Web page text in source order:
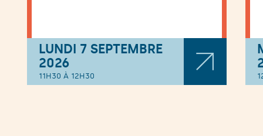
LUNDI 7 SEPTEMBRE
2026
11H30 À 12H30